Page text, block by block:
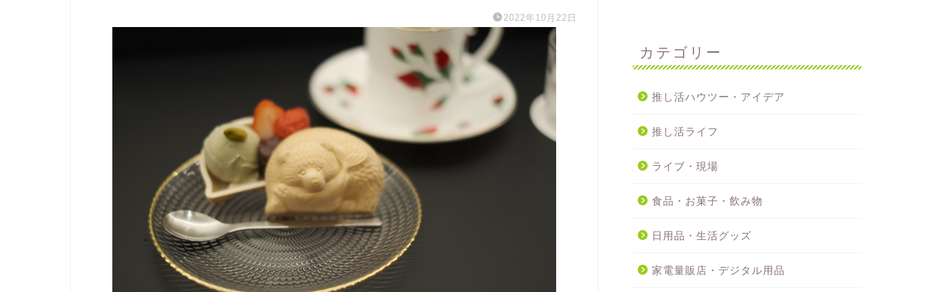
2022年10月22日
カテゴリー
推し活ハウツー・アイデア
推し活ライフ
ライブ・現場
食品・お菓子・飲み物
日用品・生活グッズ
家電量販店・デジタル用品